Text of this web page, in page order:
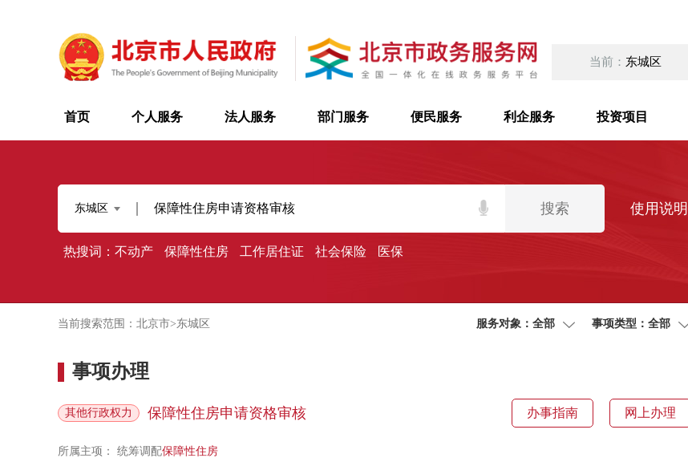
当前： 东城区
首页 个人服务 法人服务 部门服务 便民服务 利企服务 投资项目
东城区 搜索 使用说明
热搜词： 不动产 保障性住房 工作居住证 社会保险 医保
当前搜索范围：北京市>东城区 服务对象：全部 事项类型：全部
事项办理
其他行政权力 保障性住房申请资格审核 办事指南 网上办理
所属主项： 统筹调配保障性住房